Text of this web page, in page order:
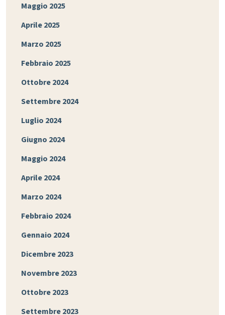
Maggio 2025
Aprile 2025
Marzo 2025
Febbraio 2025
Ottobre 2024
Settembre 2024
Luglio 2024
Giugno 2024
Maggio 2024
Aprile 2024
Marzo 2024
Febbraio 2024
Gennaio 2024
Dicembre 2023
Novembre 2023
Ottobre 2023
Settembre 2023